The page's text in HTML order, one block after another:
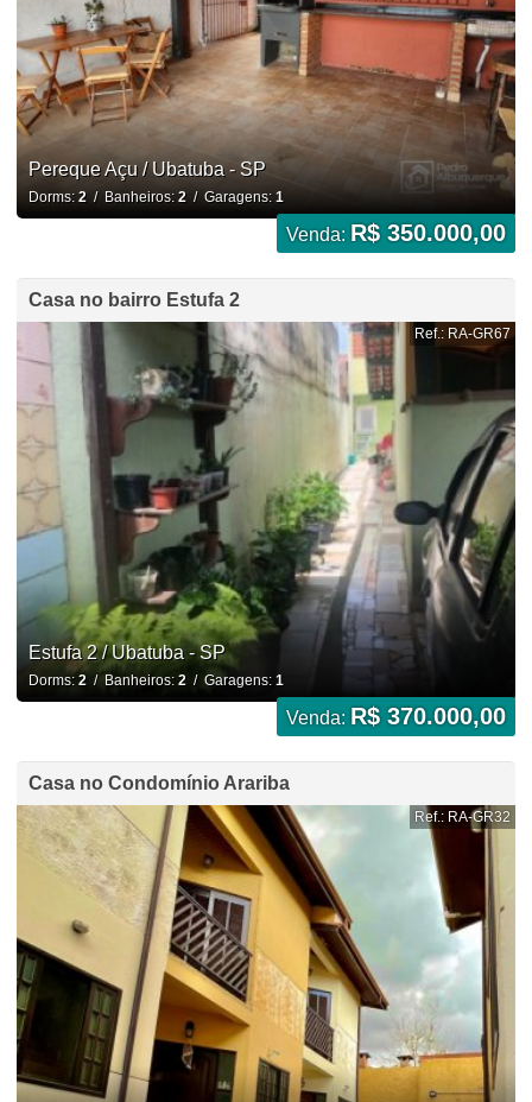
Pereque Açu / Ubatuba - SP
Dorms: 2/ Banheiros: 2/ Garagens: 1
Venda: R$ 350.000,00
Casa no bairro Estufa 2
Ref.: RA-GR67
Estufa 2 / Ubatuba - SP
Dorms: 2/ Banheiros: 2/ Garagens: 1
Venda: R$ 370.000,00
Casa no Condomínio Arariba
Ref.: RA-GR32